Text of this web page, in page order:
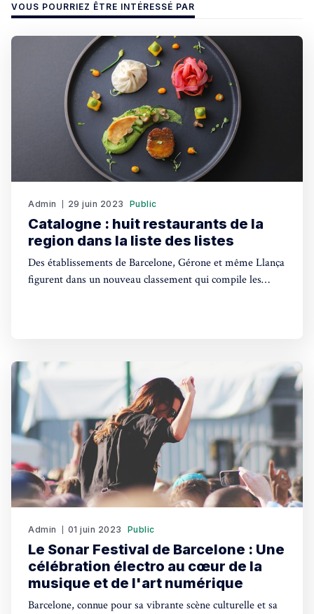
VOUS POURRIEZ ÊTRE INTÉRESSÉ PAR
Admin 29 juin 2023 Public
Catalogne : huit restaurants de la
region dans la liste des listes
Des établissements de Barcelone, Gérone et même Llança
figurent dans un nouveau classement qui compile les
Admin 01 juin 2023 Public
Le Sonar Festival de Barcelone : Une
célébration électro au cœur de la
musique et de l'art numérique
Barcelone, connue pour sa vibrante scène culturelle et sa